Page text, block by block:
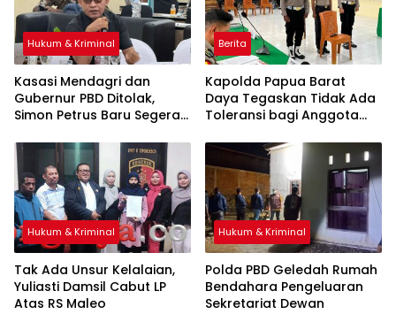
Hukum & Kriminal
Kasasi Mendagri dan
Gubernur PBD Ditolak,
Simon Petrus Baru Segera
Berita
Kapolda Papua Barat
Daya Tegaskan Tidak Ada
Toleransi bagi Anggota
Hukum & Kriminal
Tak Ada Unsur Kelalaian,
Yuliasti Damsil Cabut LP
Atas RS Maleo
Hukum & Kriminal
Polda PBD Geledah Rumah
Bendahara Pengeluaran
Sekretariat Dewan